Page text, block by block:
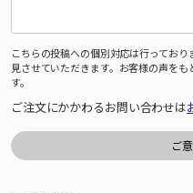
こちらの投稿への個別対応は行ってお
見させていただきます。お客様の声を
す。
ご注文にかかわるお問い合わせは